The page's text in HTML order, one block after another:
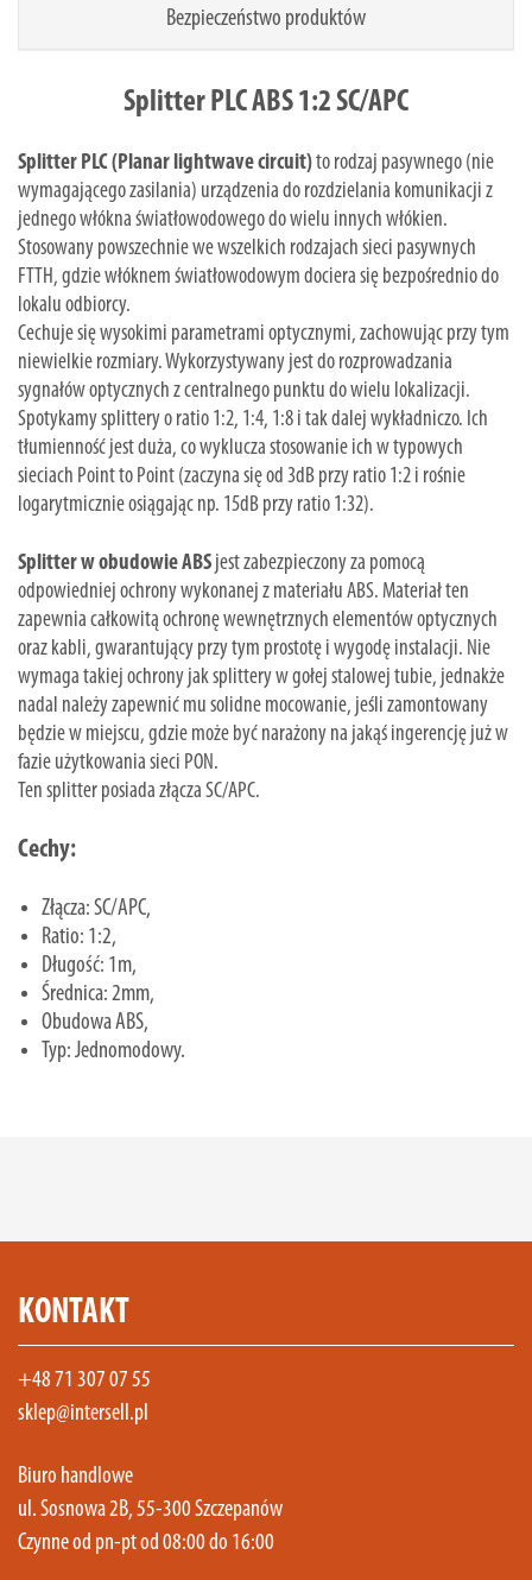
Bezpieczeństwo produktów
Splitter PLC ABS 1:2 SC/APC
Splitter PLC (Planar lightwave circuit)to rodzaj pasywnego (nie
wymagającego zasilania) urządzenia do rozdzielania komunikacji z
jednego włókna światłowodowego do wielu innych włókien.
Stosowany powszechnie we wszelkich rodzajach sieci pasywnych
FTTH, gdzie włóknem światłowodowym dociera się bezpośrednio do
lokalu odbiorcy.
Cechuje się wysokimi parametrami optycznymi, zachowując przy tym
niewielkie rozmiary. Wykorzystywany jest do rozprowadzania
sygnałów optycznych z centralnego punktu do wielu lokalizacji.
Spotykamy splittery o ratio 1:2, 1:4, 1:8 i tak dalej wykładniczo. Ich
tłumienność jest duża, co wyklucza stosowanie ich w typowych
sieciach Point to Point (zaczyna się od 3dB przy ratio 1:2 i rośnie
logarytmicznie osiągając np. 15dB przy ratio 1:32).
Splitter w obudowie ABS jest zabezpieczony za pomocą
odpowiedniej ochrony wykonanej z materiału ABS. Materiał ten
zapewnia całkowitą ochronę wewnętrznych elementów optycznych
oraz kabli, gwarantujący przy tym prostotę i wygodę instalacji. Nie
wymaga takiej ochrony jak splittery w gołej stalowej tubie, jednakże
nadal należy zapewnić mu solidne mocowanie, jeśli zamontowany
będzie w miejscu, gdzie może być narażony na jakąś ingerencję już w
fazie użytkowania sieci PON.
Ten splitter posiada złącza SC/APC.
Cechy:
Złącza: SC/APC,
Ratio: 1:2,
Długość: 1m,
Średnica: 2mm,
Obudowa ABS,
Typ: Jednomodowy.
KONTAKT
+48 71 307 07 55
sklep@intersell.pl
Biuro handlowe
ul. Sosnowa 2B, 55-300 Szczepanów
Czynne od pn-pt od 08:00 do 16:00